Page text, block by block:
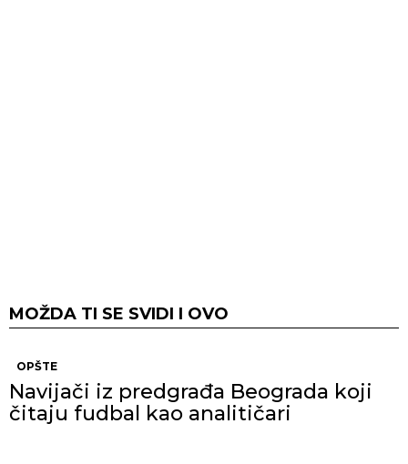
MOŽDA TI SE SVIDI I OVO
OPŠTE
Navijači iz predgrađa Beograda koji
čitaju fudbal kao analitičari